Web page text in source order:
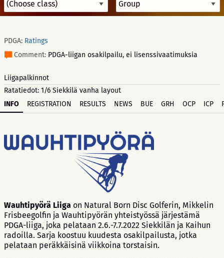
PDGA: Ratings
Comment: PDGA-liigan osakilpailu, ei lisenssivaatimuksia
Liigapalkinnot
Ratatiedot: 1/6 Siekkilä vanha layout
INFO
REGISTRATION RESULTS NEWS BUE GRH OCP ICP
Wauhtipyörä Liiga on Natural Born Disc Golferin, Mikkelin
Frisbeegolfin ja Wauhtipyörän yhteistyössä järjestämä
PDGA-liiga, joka pelataan 2.6.-7.7.2022 Siekkilän ja Kaihun
radoilla. Sarja koostuu kuudesta osakilpailusta, jotka
pelataan peräkkäisinä viikkoina torstaisin.